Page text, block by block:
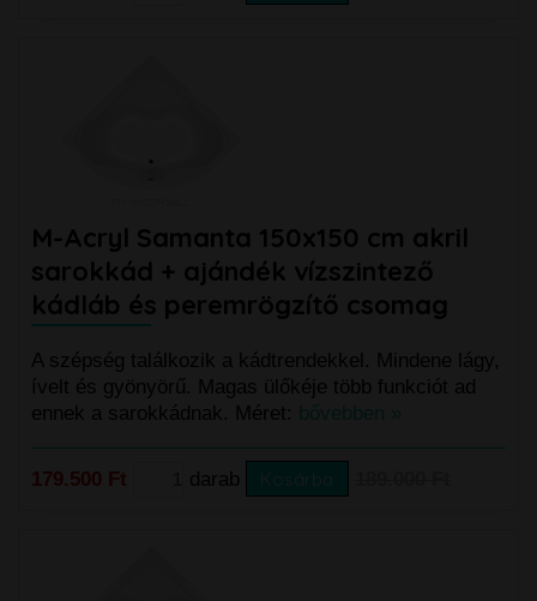
M-Acryl Samanta 150x150 cm akril
sarokkád + ajándék vízszintező
kádláb és peremrögzítő csomag
A szépség találkozik a kádtrendekkel. Mindene lágy,
ívelt és gyönyörű. Magas ülőkéje több funkciót ad
ennek a sarokkádnak. Méret:
bővebben »
179.500 Ft darab Kosárba